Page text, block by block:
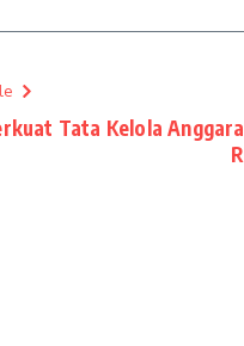
Tata Kelola